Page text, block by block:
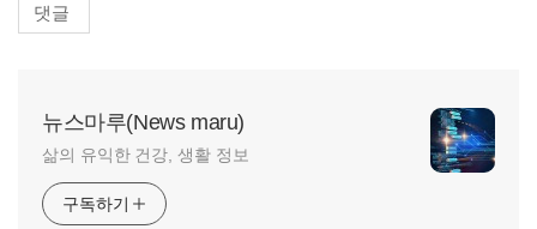
댓글
뉴스마루(News maru)
삶의 유익한 건강, 생활 정보
구독하기